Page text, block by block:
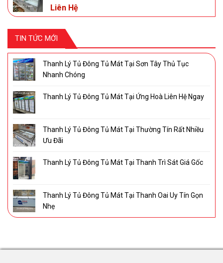
Liên Hệ
TIN TỨC MỚI
Thanh Lý Tủ Đông Tủ Mát Tại Sơn Tây Thủ Tục
Nhanh Chóng
Thanh Lý Tủ Đông Tủ Mát Tại Ứng Hoà Liên Hệ Ngay
Thanh Lý Tủ Đông Tủ Mát Tại Thường Tín Rất Nhiều
Ưu Đãi
Thanh Lý Tủ Đông Tủ Mát Tại Thanh Trì Sát Giá Gốc
Thanh Lý Tủ Đông Tủ Mát Tại Thanh Oai Uy Tín Gọn
Nhẹ